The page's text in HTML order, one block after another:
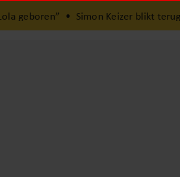
•Simon Keizer blikt terug